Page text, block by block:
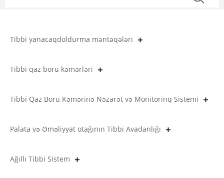
Tibbi yanacaqdoldurma məntəqələri
Tibbi qaz boru kəmərləri
Tibbi Qaz Boru Kəmərinə Nəzarət və Monitorinq Sistemi
Palata və Əməliyyat otağının Tibbi Avadanlığı
Ağıllı Tibbi Sistem